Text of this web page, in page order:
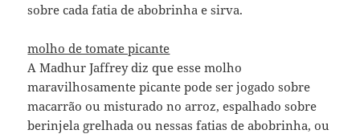
sobre cada fatia de abobrinha e sirva.
molho de tomate picante
A Madhur Jaffrey diz que esse molho
maravilhosamente picante pode ser jogado sobre
macarrão ou misturado no arroz, espalhado sobre
berinjela grelhada ou nessas fatias de abobrinha, ou